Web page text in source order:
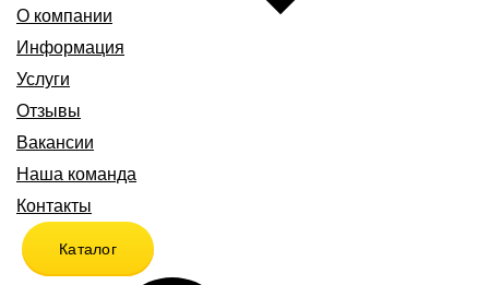
О компании
Информация
Услуги
Отзывы
Вакансии
Наша команда
Контакты
Каталог